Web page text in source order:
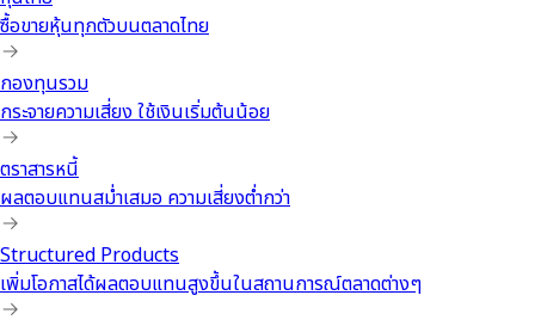
ซื้อขายหุ้นทุกตัวบนตลาดไทย
กองทุนรวม
กระจายความเสี่ยง ใช้เงินเริ่มต้นน้อย
ตราสารหนี้
ผลตอบแทนสม่ำเสมอ ความเสี่ยงต่ำกว่า
Structured Products
เพิ่มโอกาสได้ผลตอบแทนสูงขึ้นในสถานการณ์ตลาดต่างๆ